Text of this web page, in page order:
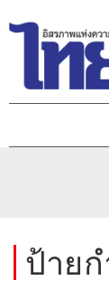
ป้ายก